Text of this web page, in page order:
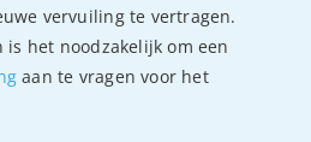
vervuiling te vertragen.
is het noodzakelijk om een
aan te vragen voor het